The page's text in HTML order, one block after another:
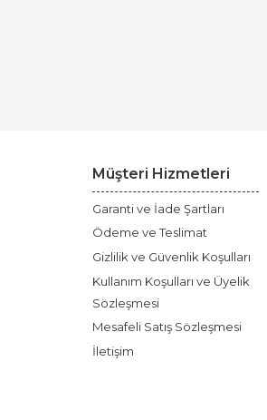
Müşteri Hizmetleri
Garanti ve İade Şartları
Ödeme ve Teslimat
Gizlilik ve Güvenlik Koşulları
Kullanım Koşulları ve Üyelik
Sözleşmesi
Mesafeli Satış Sözleşmesi
İletişim